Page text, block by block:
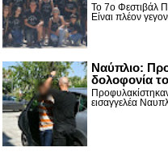
Το 7ο Φεστιβάλ
Είναι πλέον
Ναύπλιο:
δολοφονία
εισαγγελέα